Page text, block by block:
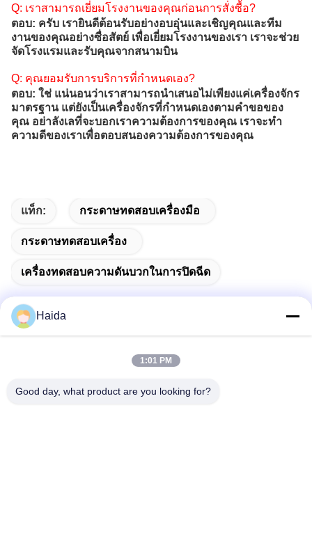
Q: เราสามารถเยี่ยมโรงงานของคุณก่อนการสั่งซื้อ?
ตอบ: ครับ เรายินดีต้อนรับอย่างอบอุ่นและเชิญคุณและทีม
งานของคุณอย่างซื่อสัตย์ เพื่อเยี่ยมโรงงานของเรา เราจะช่วย
จัดโรงแรมและรับคุณจากสนามบิน
Q: คุณยอมรับการบริการที่กําหนดเอง?
ตอบ: ใช่ แน่นอนว่าเราสามารถนําเสนอไม่เพียงแค่เครื่องจักร
มาตรฐาน แต่ยังเป็นเครื่องจักรที่กําหนดเองตามคําขอของ
คุณ อย่าลังเลที่จะบอกเราความต้องการของคุณ เราจะทํา
ความดีของเราเพื่อตอบสนองความต้องการของคุณ
แท็ก: กระดาษทดสอบเครื่องมือ
กระดาษทดสอบเครื่อง
เครื่องทดสอบความดันบวกในการปิดฉีด
ที่อยู่
Haida
1:01 PM
Good day, what product are you looking for?